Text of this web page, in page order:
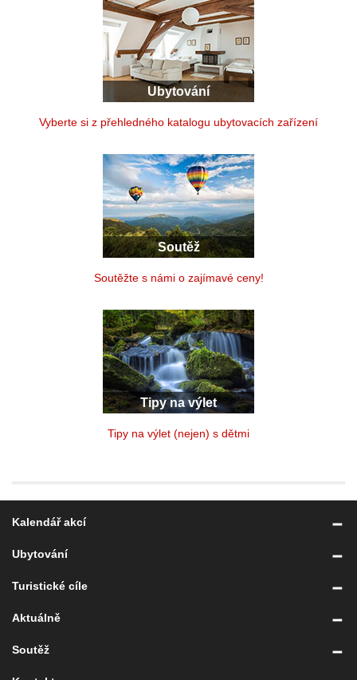
Ubytování
Vyberte si z přehledného katalogu ubytovacích zařízení
Soutěž
Soutěžte s námi o zajímavé ceny!
Tipy na výlet
Tipy na výlet (nejen) s dětmi
Kalendář akcí
Ubytování
Turistické cíle
Aktuálně
Soutěž